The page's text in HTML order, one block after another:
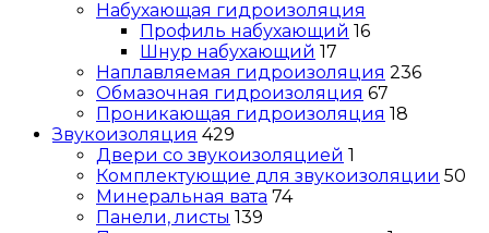
Набухающая гидроизоляция
Профиль набухающий 16
Шнур набухающий 17
Наплавляемая гидроизоляция 236
Обмазочная гидроизоляция 67
Проникающая гидроизоляция 18
Звукоизоляция 429
Двери со звукоизоляцией 1
Комплектующие для звукоизоляции 50
Минеральная вата 74
Панели, листы 139